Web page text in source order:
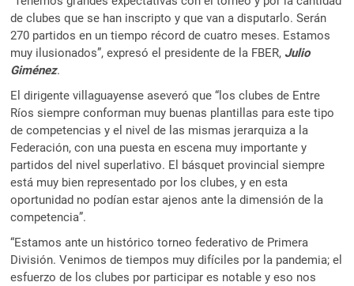
de clubes que se han inscripto y que van a disputarlo. Serán
270 partidos en un tiempo récord de cuatro meses. Estamos
muy ilusionados”, expresó el presidente de la FBER, Julio
Giménez.
El dirigente villaguayense aseveró que “los clubes de Entre
Ríos siempre conforman muy buenas plantillas para este tipo
de competencias y el nivel de las mismas jerarquiza a la
Federación, con una puesta en escena muy importante y
partidos del nivel superlativo. El básquet provincial siempre
está muy bien representado por los clubes, y en esta
oportunidad no podían estar ajenos ante la dimensión de la
competencia”.
“Estamos ante un histórico torneo federativo de Primera
División. Venimos de tiempos muy difíciles por la pandemia; el
esfuerzo de los clubes por participar es notable y eso nos